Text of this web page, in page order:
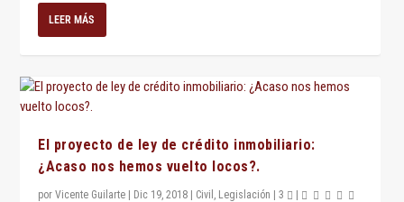
LEER MÁS
El proyecto de ley de crédito inmobiliario:
¿Acaso nos hemos vuelto locos?.
porVicente Guilarte Dic 19, 2018 Civil , Legislación |3